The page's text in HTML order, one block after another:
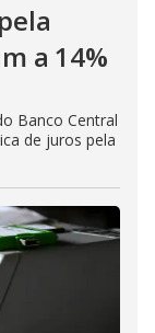
a 14%
Banco Central
de juros pela